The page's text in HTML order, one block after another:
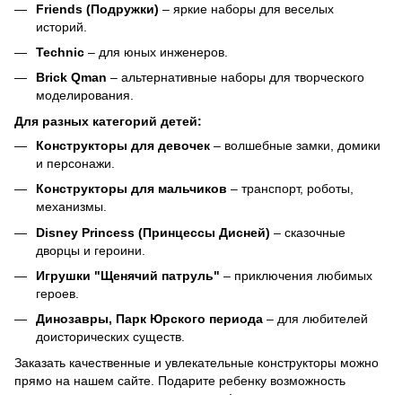
Friends (Подружки) – яркие наборы для веселых
историй.
Technic – для юных инженеров.
Brick Qman – альтернативные наборы для творческого
моделирования.
Для разных категорий детей:
Конструкторы для девочек – волшебные замки, домики
и персонажи.
Конструкторы для мальчиков – транспорт, роботы,
механизмы.
Disney Princess (Принцессы Дисней) – сказочные
дворцы и героини.
Игрушки "Щенячий патруль" – приключения любимых
героев.
Динозавры, Парк Юрского периода – для любителей
доисторических существ.
Заказать качественные и увлекательные конструкторы можно
прямо на нашем сайте. Подарите ребенку возможность